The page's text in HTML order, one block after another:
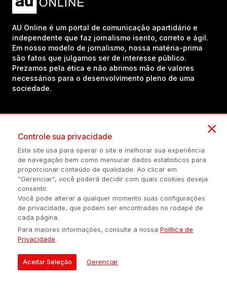
AU Online é um portal de comunicação apartidário e
independente que faz jornalismo isento, correto e ágil.
Em nosso modelo de jornalismo, nossa matéria-prima
são fatos que julgamos ser de interesse público.
Prezamos pela ética e não abrimos mão de valores
necessários para o desenvolvimento pleno de uma
sociedade.
(54) 98434-8385
Política de privacidade Configuração de Cookies Quem Somos
É proibida a reprodução do conteúdo desta página em qualquer
meio de comunicação, eletrônico ou impreso, sem autorização
escrita de Auonline Comunicação Eireli.
© 2026 AUONLINE COMUNICAÇÃO EIRELI - CNPJ: 17.375.200/0001-
21
Controle sua privacidade
Este site usa para operar o site e melhorar sua experiência
de navegação bem como mensurar dados estatísticos para
proporcionar conteúdo de qualidade. Ao clicar em
“Gerenciar”, você poderá decidir com quais cookies deseja
consentir.
Você pode alterar a qualquer momento suas configurações
de privacidade, que podem ser encontradas no rodapé de
cada página.
Para maiores informações, consulte a nossaPolítica de
Privacidade.
Aceitar Seleção Gerenciar